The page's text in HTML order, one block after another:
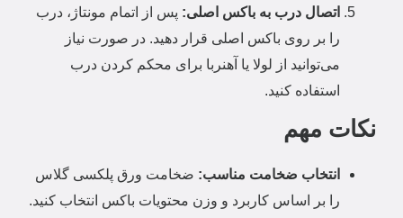
اتصال درب به باکس اصلی: پس از اتمام مونتاژ، درب
را بر روی باکس اصلی قرار دهید. در صورت نیاز
می‌توانید از لولا یا آهنربا برای محکم کردن درب
استفاده کنید.
نکات مهم
انتخاب ضخامت مناسب: ضخامت ورق پلکسی گلاس
را بر اساس کاربرد و وزن محتویات باکس انتخاب کنید.